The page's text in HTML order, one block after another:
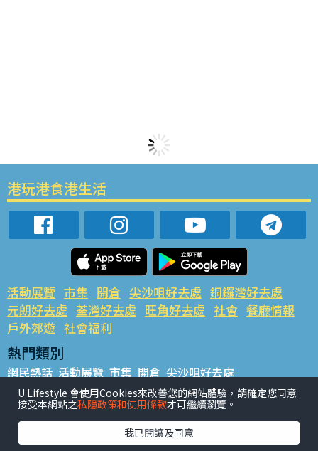
港玩港食港生活
活動展覽 市集 開倉 尖沙咀好去處 銅鑼灣好去處
元朗好去處 荃灣好去處 旺角好去處 社會 餐廳情報
戶外郊遊 社會福利
熱門類別
網民熱話 活動展覽 市集 開倉 尖沙咀好去處
銅鑼灣好去處 元朗好去處 荃灣好去處 旺角好去處 社會
餐廳情報 戶外郊遊
熱門標籤
U Lifestyle 會使用Cookies來改善您的網站體驗，請確定您同意
接受本網站之私隱政策和使用條款才可繼續瀏覽。
我已閱讀及同意